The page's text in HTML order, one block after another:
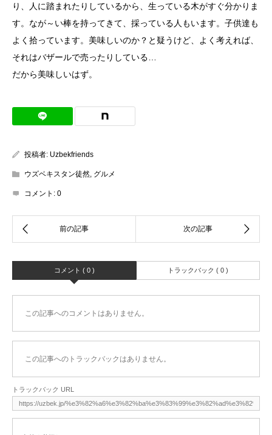
り、人に踏まれたりしているから、生っている木がすぐ分かりま
す。なが～い棒を持ってきて、採っている人もいます。子供達も
よく拾っています。美味しいのか？と疑うけど、よく考えれば、
それはバザールで売ったりしている…
だから美味しいはず。
投稿者: Uzbekfriends
ウズベキスタン徒然 グルメ
コメント: 0
コメント ( 0 ) トラックバック ( 0 )
この記事へのコメントはありません。
この記事へのトラックバックはありません。
トラックバック URL